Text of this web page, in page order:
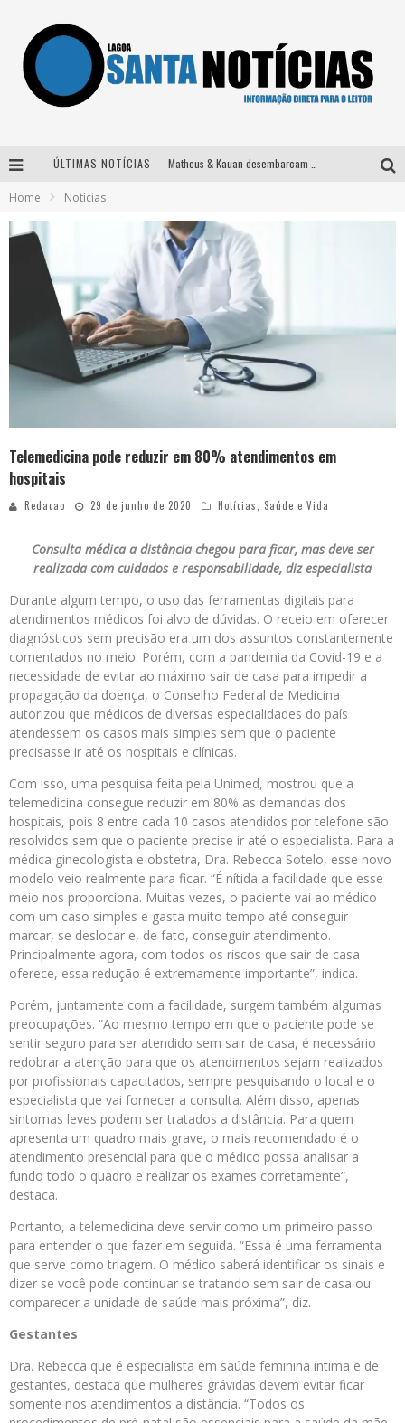
ÚLTIMAS NOTÍCIAS
Home Notícias
Telemedicina pode reduzir em 80% atendimentos em
hospitais
Redacao 29 de junho de 2020 Notícias, Saúde e Vida
Consulta médica a distância chegou para ficar, mas deve ser
realizada com cuidados e responsabilidade, diz especialista
Durante algum tempo, o uso das ferramentas digitais para
atendimentos médicos foi alvo de dúvidas. O receio em oferecer
diagnósticos sem precisão era um dos assuntos constantemente
comentados no meio. Porém, com a pandemia da Covid-19 e a
necessidade de evitar ao máximo sair de casa para impedir a
propagação da doença, o Conselho Federal de Medicina
autorizou que médicos de diversas especialidades do país
atendessem os casos mais simples sem que o paciente
precisasse ir até os hospitais e clínicas.
Com isso, uma pesquisa feita pela Unimed, mostrou que a
telemedicina consegue reduzir em 80% as demandas dos
hospitais, pois 8 entre cada 10 casos atendidos por telefone são
resolvidos sem que o paciente precise ir até o especialista. Para a
médica ginecologista e obstetra, Dra. Rebecca Sotelo, esse novo
modelo veio realmente para ficar. “É nítida a facilidade que esse
meio nos proporciona. Muitas vezes, o paciente vai ao médico
com um caso simples e gasta muito tempo até conseguir
marcar, se deslocar e, de fato, conseguir atendimento.
Principalmente agora, com todos os riscos que sair de casa
oferece, essa redução é extremamente importante”, indica.
Porém, juntamente com a facilidade, surgem também algumas
preocupações. “Ao mesmo tempo em que o paciente pode se
sentir seguro para ser atendido sem sair de casa, é necessário
redobrar a atenção para que os atendimentos sejam realizados
por profissionais capacitados, sempre pesquisando o local e o
especialista que vai fornecer a consulta. Além disso, apenas
sintomas leves podem ser tratados a distância. Para quem
apresenta um quadro mais grave, o mais recomendado é o
atendimento presencial para que o médico possa analisar a
fundo todo o quadro e realizar os exames corretamente”,
destaca.
Portanto, a telemedicina deve servir como um primeiro passo
para entender o que fazer em seguida. “Essa é uma ferramenta
que serve como triagem. O médico saberá identificar os sinais e
dizer se você pode continuar se tratando sem sair de casa ou
comparecer a unidade de saúde mais próxima”, diz.
Gestantes
Dra. Rebecca que é especialista em saúde feminina íntima e de
gestantes, destaca que mulheres grávidas devem evitar ficar
somente nos atendimentos a distância. “Todos os